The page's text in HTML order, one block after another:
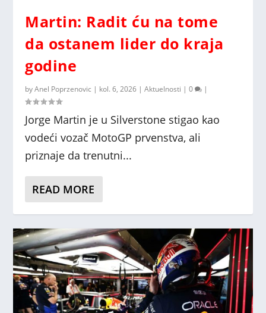
Martin: Radit ću na tome
da ostanem lider do kraja
godine
byAnel Poprzenovic | kol. 6, 2026 |Aktuelnosti |0 |
Jorge Martin je u Silverstone stigao kao
vodeći vozač MotoGP prvenstva, ali
priznaje da trenutni...
READ MORE